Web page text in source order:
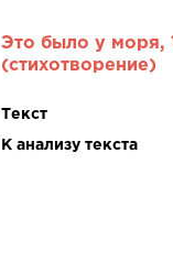
Это было у моря,
(стихотворение)
Текст
К анализу текста